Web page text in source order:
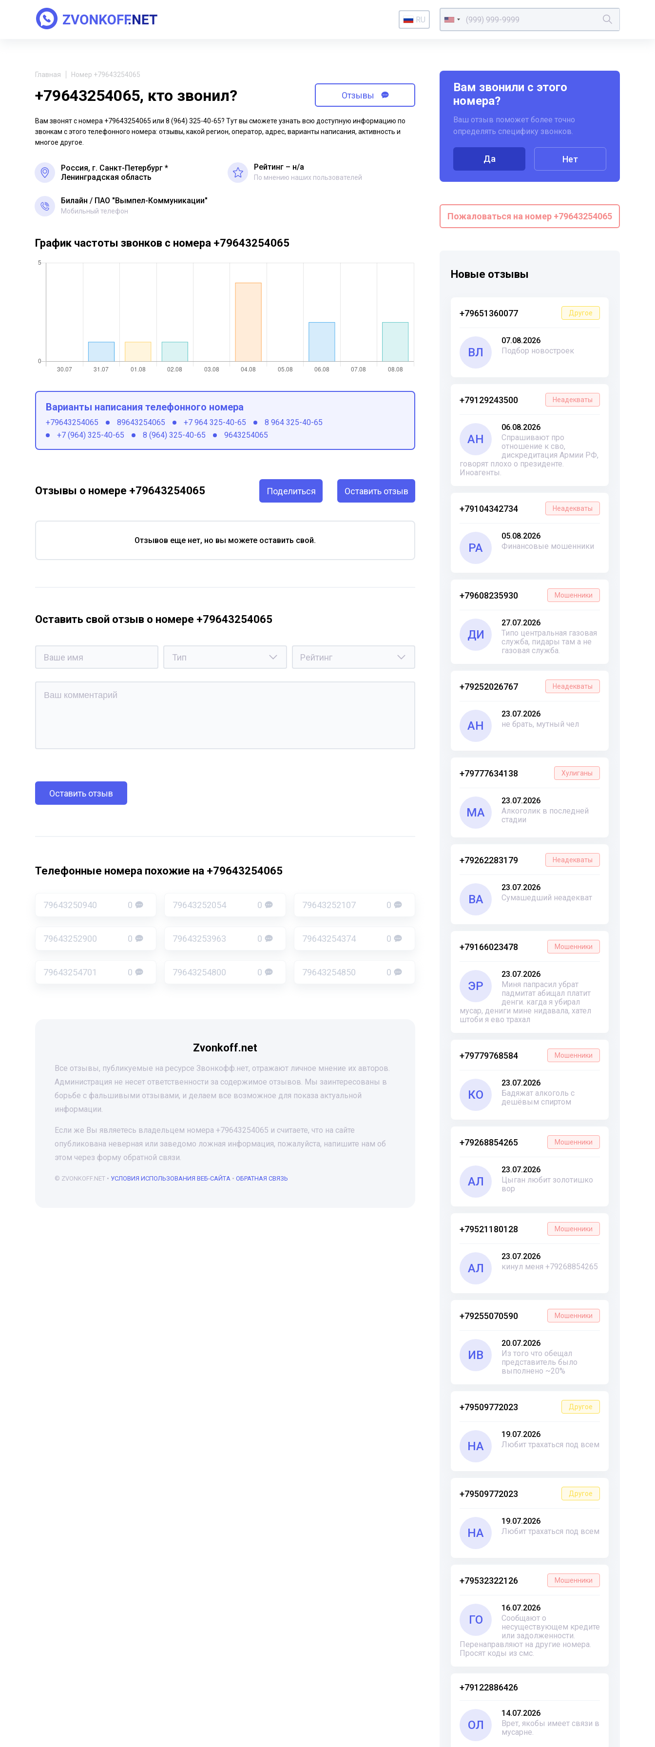
RU
Главная Номер +79643254065
+79643254065, кто звонил? Отзывы
Вам звонят с номера +79643254065 или 8 (964) 325-40-65? Тут вы сможете узнать всю доступную информацию по
звонкам с этого телефонного номера: отзывы, какой регион, оператор, адрес, варианты написания, активность и
многое другое.
Россия, г. Санкт-Петербург *
Ленинградская область
Рейтинг – н/a
По мнению наших пользователей
Билайн ПАО "Вымпел-Коммуникации"
Мобильный телефон
Вам звонили с этого
номера?
Ваш отзыв поможет более точно
определять специфику звонков.
Да Нет
Пожаловаться на номер +79643254065
Новые отзывы
+79651360077 Другое
ВЛ
07.08.2026
Подбор новостроек
+79129243500 Неадекваты
АН
06.08.2026
Спрашивают про
отношение к сво,
дискредитация Армии РФ,
говорят плохо о президенте.
Иноагенты.
+79104342734 Неадекваты
РА
05.08.2026
Финансовые мошенники
+79608235930 Мошенники
ДИ
27.07.2026
Типо центральная газовая
служба, пидары там а не
газовая служба.
+79252026767 Неадекваты
АН
23.07.2026
не брать, мутный чел
+79777634138 Хулиганы
МА
23.07.2026
Алкоголик в последней
стадии
+79262283179 Неадекваты
ВА
23.07.2026
Сумашедший неадекват
+79166023478 Мошенники
ЭР
23.07.2026
Миня папрасил убрат
падмитат абищал платит
денги. кагда я убирал
мусар, дениги мине нидавала, хател
штоби я ево трахал
+79779768584 Мошенники
КО
23.07.2026
Бадяжат алкоголь с
дешёвым спиртом
+79268854265 Мошенники
АЛ
23.07.2026
Цыган любит золотишко
вор
+79521180128 Мошенники
АЛ
23.07.2026
кинул меня +79268854265
+79255070590 Мошенники
ИВ
20.07.2026
Из того что обещал
представитель было
выполнено ~20%
+79509772023 Другое
НА
19.07.2026
Любит трахаться под всем
+79509772023 Другое
НА
19.07.2026
Любит трахаться под всем
+79532322126 Мошенники
ГО
16.07.2026
Сообщают о
несуществующем кредите
или задолженности.
Перенаправляют на другие номера.
Просят коды из смс.
+79122886426
ОЛ
14.07.2026
Врет, якобы имеет связи в
мусарне.
График частоты звонков с номера +79643254065
Варианты написания телефонного номера
+79643254065 89643254065 +7 964 325-40-65
8 964 325-40-65
+7 (964) 325-40-65
8 (964) 325-40-65 9643254065
Отзывы о номере +79643254065 Поделиться Оставить отзыв
Отзывов еще нет, но вы можете оставить свой.
Оставить свой отзыв о номере +79643254065
Оставить отзыв
Телефонные номера похожие на +79643254065
79643250940 0 79643252054 0 79643252107 0
79643252900 0 79643253963 0 79643254374 0
79643254701 0 79643254800 0 79643254850 0
Zvonkoff.net
Все отзывы, публикуемые на ресурсе Звонкофф.нет, отражают личное мнение их авторов.
Администрация не несет ответственности за содержимое отзывов. Мы заинтересованы в
борьбе с фальшивыми отзывами, и делаем все возможное для показа актуальной
информации.
Если же Вы являетесь владельцем номера +79643254065 и считаете, что на сайте
опубликована неверная или заведомо ложная информация, пожалуйста, напишите нам об
этом через форму обратной связи.
© ZVONKOFF.NET • УСЛОВИЯ ИСПОЛЬЗОВАНИЯ ВЕБ-САЙТА • ОБРАТНАЯ СВЯЗЬ